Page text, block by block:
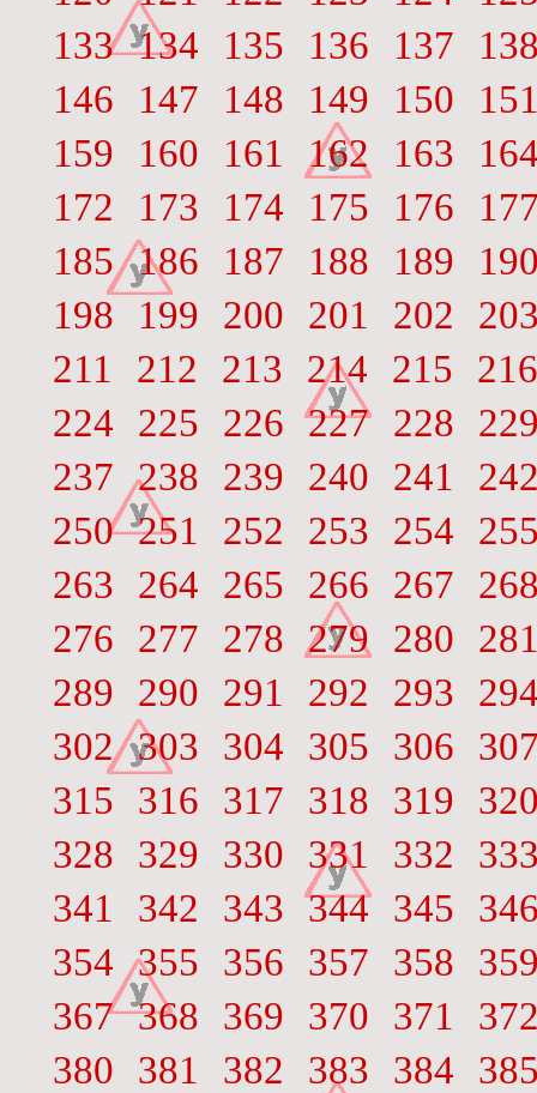
133 134 135 136 137
146
147 148 149 150
159
160 161 162 163
172
173 174 175 176
185 186 187 188 189
198
199 200 201 202
211
212 213 214 215
216
224
225 226 227 228
237 238 239 240 241
250 251 252 253 254
263
264 265 266 267
276
277 278 279 280
289
290 291 292 293
302
303 304 305 306
315
316 317 318 319
328
329 330 331 332
341
342 343 344 345
354 355 356 357 358
367 368 369 370 371
380
381 382 383 384